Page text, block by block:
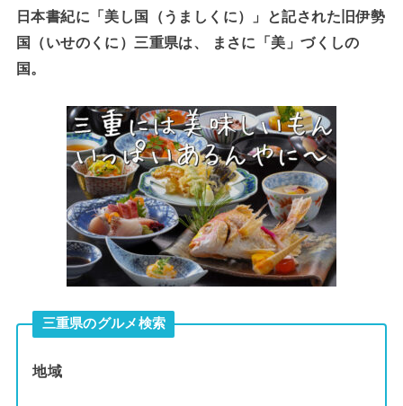
日本書紀に「美し国（うましくに）」と記された旧伊勢
国（いせのくに）三重県は、 まさに「美」づくしの
国。
三重県のグルメ検索
地域